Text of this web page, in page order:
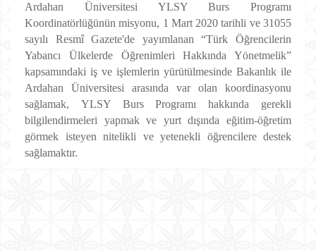
Ardahan Üniversitesi YLSY Burs Programı
Koordinatörlüğünün misyonu, 1 Mart 2020 tarihli ve 31055
sayılı Resmî Gazete'de yayımlanan “Türk Öğrencilerin
Yabancı Ülkelerde Öğrenimleri Hakkında Yönetmelik”
kapsamındaki iş ve işlemlerin yürütülmesinde Bakanlık ile
Ardahan Üniversitesi arasında var olan koordinasyonu
sağlamak, YLSY Burs Programı hakkında gerekli
bilgilendirmeleri yapmak ve yurt dışında eğitim-öğretim
görmek isteyen nitelikli ve yetenekli öğrencilere destek
sağlamaktır.